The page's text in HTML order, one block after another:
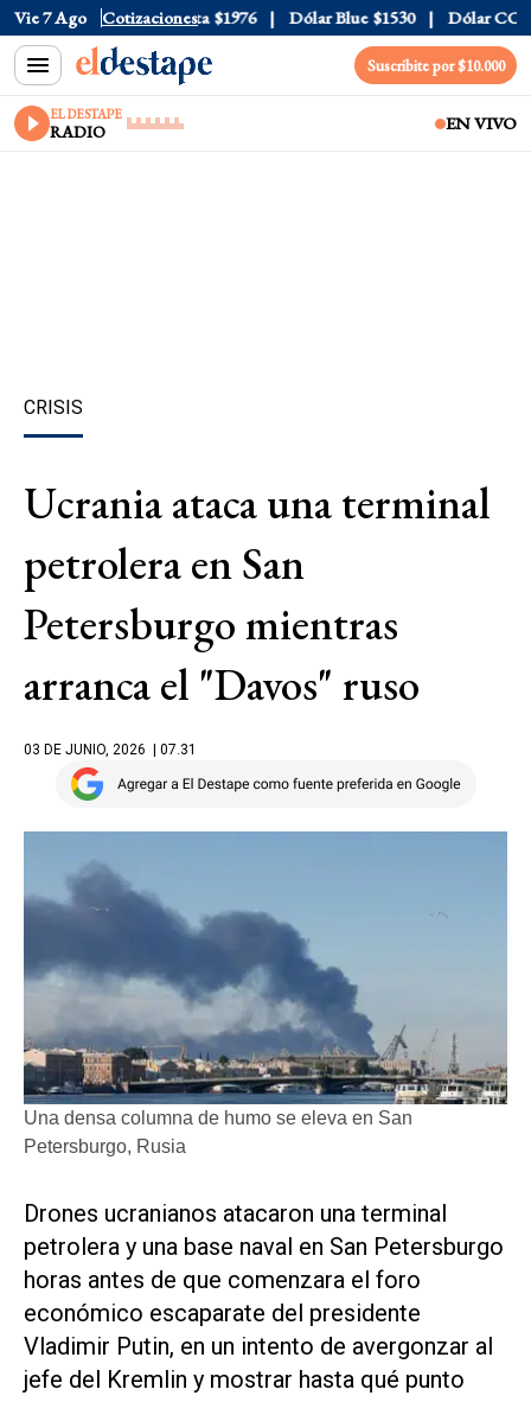
Vie 7 Ago Cotizaciones
$1520 Dólar Tarjeta $1976 Dólar Blue $1530 Dólar CCL
Suscribite por $10.000
EL DESTAPE
RADIO EN VIVO
CRISIS
Ucrania ataca una terminal
petrolera en San
Petersburgo mientras
arranca el "Davos" ruso
03 DE JUNIO, 2026 | 07.31
Una densa columna de humo se eleva en San
Petersburgo, Rusia
Drones ucranianos atacaron una terminal
petrolera y una base naval en San Petersburgo
horas antes de que comenzara el foro
económico escaparate del presidente
Vladimir Putin, ‌en un intento de avergonzar al
jefe ‌del Kremlin y mostrar hasta qué punto